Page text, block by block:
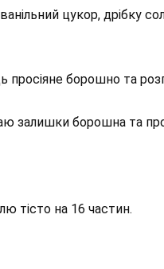
цукор, дрібку
просіяне борошно та
залишки борошна та
тісто на 16 частин.